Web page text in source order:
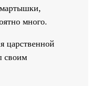
много.
своим